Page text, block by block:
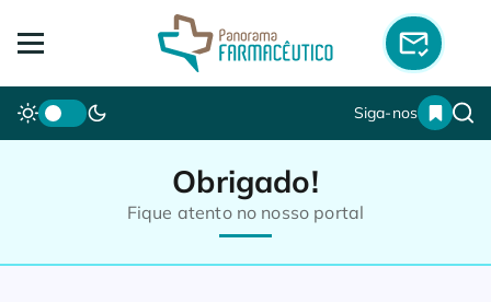
Siga-nos
Obrigado!
Fique atento no nosso portal